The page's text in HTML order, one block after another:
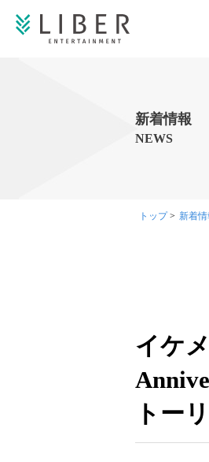
新着情報
NEWS
トップ> 新着情
イケ
トー